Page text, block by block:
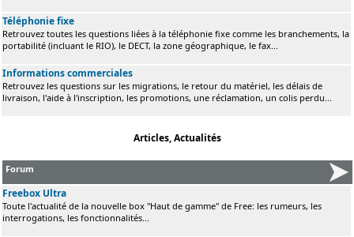
Téléphonie fixe
Retrouvez toutes les questions liées à la téléphonie fixe comme les branchements, la
portabilité (incluant le RIO), le DECT, la zone géographique, le fax...
Informations commerciales
Retrouvez les questions sur les migrations, le retour du matériel, les délais de
livraison, l'aide à l'inscription, les promotions, une réclamation, un colis perdu...
Articles, Actualités
Forum
Freebox Ultra
Toute l'actualité de la nouvelle box "Haut de gamme" de Free: les rumeurs, les
interrogations, les fonctionnalités...